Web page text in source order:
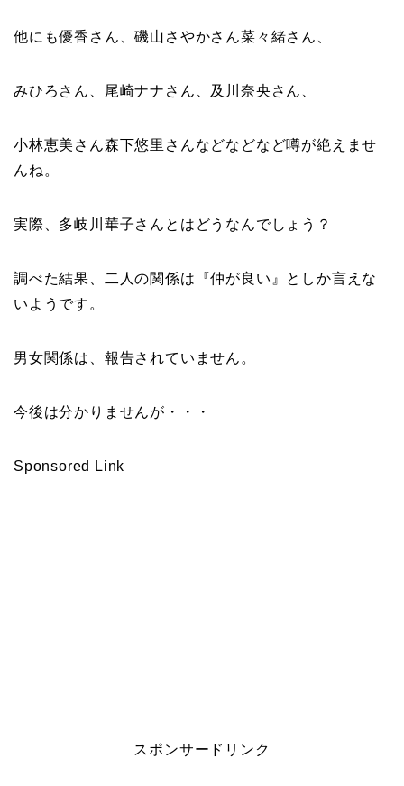
他にも優香さん、磯山さやかさん菜々緒さん、
みひろさん、尾崎ナナさん、及川奈央さん、
小林恵美さん森下悠里さんなどなどなど噂が絶えませ
んね。
実際、多岐川華子さんとはどうなんでしょう？
調べた結果、二人の関係は『仲が良い』としか言えな
いようです。
男女関係は、報告されていません。
今後は分かりませんが・・・
Sponsored Link
スポンサードリンク